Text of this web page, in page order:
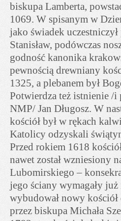
biskupa Lamberta,
1069. W spisanym w
jako świadek uczestniczył
Stanisław, podówczas
godność kanonika
pewnością drewniany
1325, a plebanem był
Potwierdza też istnienie /i
NMP/ Jan Długosz. W
kościół był w rękach
Katolicy odzyskali
Przed rokiem 1618
nawet został wzniesiony
Lubomirskiego –
jego ściany wymagały
wybudował nowy
przez biskupa Michała